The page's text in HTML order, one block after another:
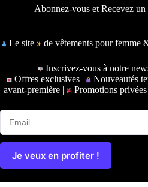
Abonnez-vous et Recevez
Le site de vêtements pour femme
Inscrivez-vous à notre
Offres exclusives |
Nouveautés
avant-première | Promotions privées
Je veux en profiter !